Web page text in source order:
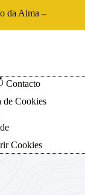
da Alma –
Contacto
de Cookies
Cookies